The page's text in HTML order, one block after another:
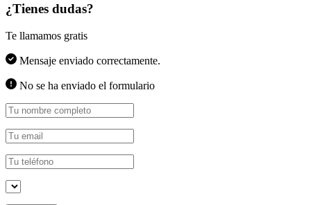
¿Tienes dudas?
Te llamamos gratis
Mensaje enviado correctamente.
No se ha enviado el formulario